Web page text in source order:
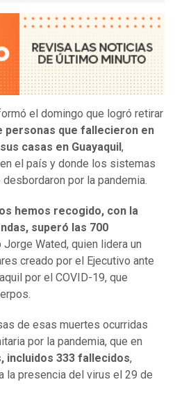
el domingo que logró retirar
personas que fallecieron en
casas en Guayaquil ,
el país y donde los sistemas
por la pandemia.
hemos recogido, con la
superó las 700
Wated, quien lidera un
creado por el Ejecutivo ante
por el COVID-19, que
de esas muertes ocurridas
por la pandemia, que en
incluidos 333 fallecidos,
la presencia del virus el 29 de